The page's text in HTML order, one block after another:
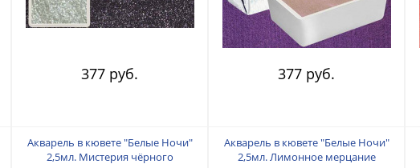
377 руб. 377 руб.
Акварель в кювете "Белые Ночи"
2,5мл. Мистерия чёрного
Акварель в кювете "Белые Ночи"
2,5мл. Лимонное мерцание